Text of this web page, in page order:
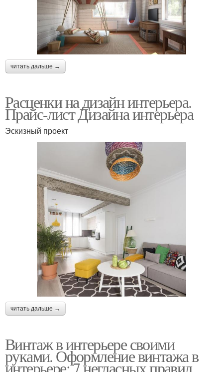
читать дальше →
Расценки на дизайн интерьера.
Прайс-лист Дизайна интерьера
Эскизный проект
читать дальше →
Винтаж в интерьере своими
руками. Оформление винтажа в